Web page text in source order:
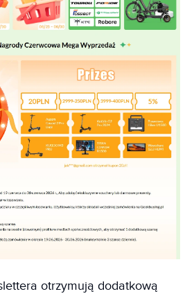
otrzymują dodatkową